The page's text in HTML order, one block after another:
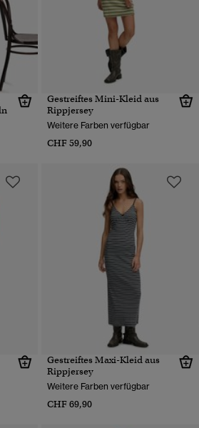
Gestreiftes Mini-Kleid aus
Rippjersey
Weitere Farben verfügbar
CHF 59,90
Gestreiftes Maxi-Kleid aus
Rippjersey
Weitere Farben verfügbar
CHF 69,90